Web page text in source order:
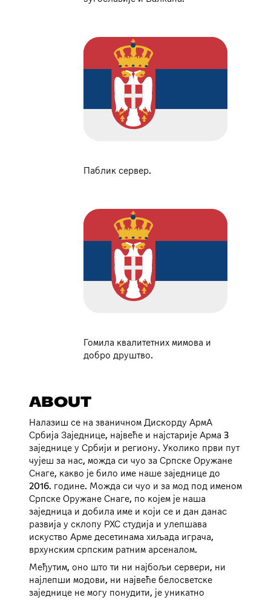
Паблик сервер.
Гомила квалитетних мимова и
добро друштво.
ABOUT
Налазиш се на званичном Дискорду АрмА
Србија Заједнице, највеће и најстарије Арма 3
заједнице у Србији и региону. Уколико први пут
чујеш за нас, можда си чуо за Српске Оружане
Снаге, какво је било име наше заједнице до
2016. године. Можда си чуо и за мод под именом
Српске Оружане Снаге, по којем је наша
заједница и добила име и који се и дан данас
развија у склопу РХС студија и улепшава
искуство Арме десетинама хиљада играча,
врхунским српским ратним арсеналом.
Међутим, оно што ти ни најбољи сервери, ни
најлепши модови, ни највеће белосветске
заједнице не могу понудити, је уникатно